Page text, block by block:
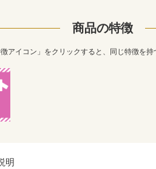
商品の特徴
アイコン」をクリックすると、同じ特徴を持
明